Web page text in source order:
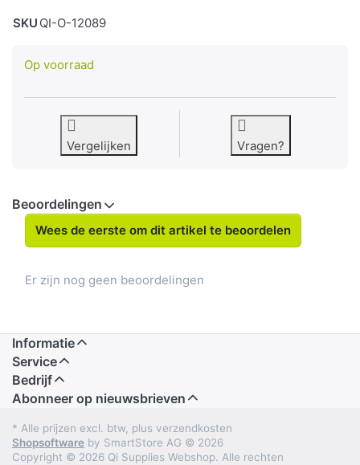
SKU QI-O-12089
Op voorraad
Vergelijken Vragen?
Beoordelingen
Wees de eerste om dit artikel te beoordelen
Er zijn nog geen beoordelingen
Informatie
Service
Bedrijf
Abonneer op nieuwsbrieven
* Alle prijzen excl. btw, plus verzendkosten
Shopsoftware by SmartStore AG © 2026
Copyright © 2026 Qi Supplies Webshop. Alle rechten